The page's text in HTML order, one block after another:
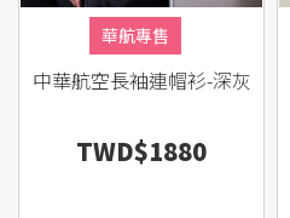
華航專售
中華航空長袖連帽衫-深灰
TWD$1880